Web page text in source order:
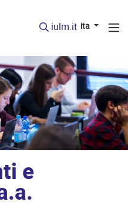
iulm.it ita
e